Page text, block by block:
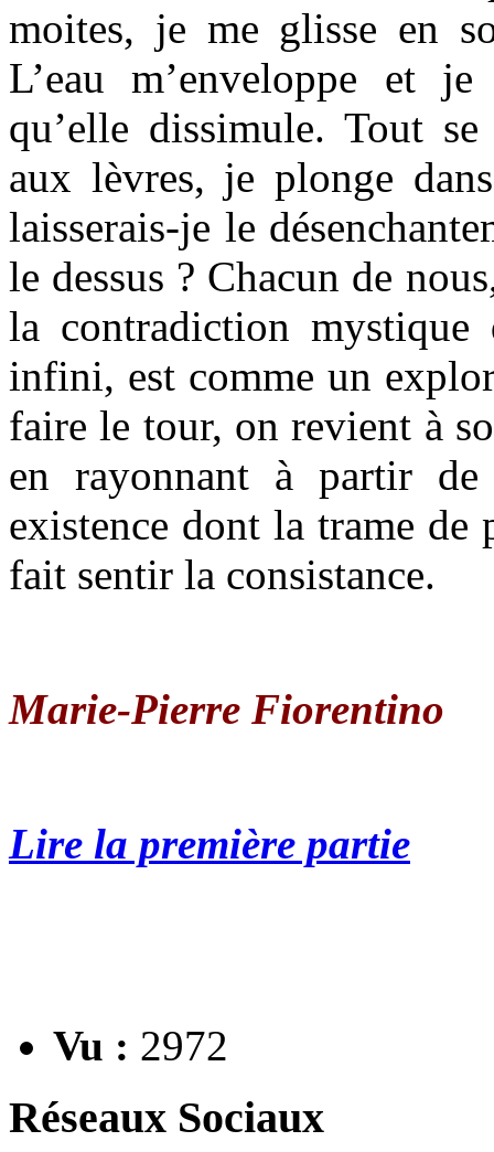
moites, je me glisse en
L’eau m’enveloppe et
qu’elle dissimule. Tout
aux lèvres, je plonge
laisserais-je le
le dessus ? Chacun de
la contradiction
infini, est comme un
faire le tour, on revient à
en rayonnant à partir
existence dont la trame de
fait sentir la consistance.
Marie-Pierre Fiorentino
Lire la première partie
Vu : 2972
Réseaux Sociaux